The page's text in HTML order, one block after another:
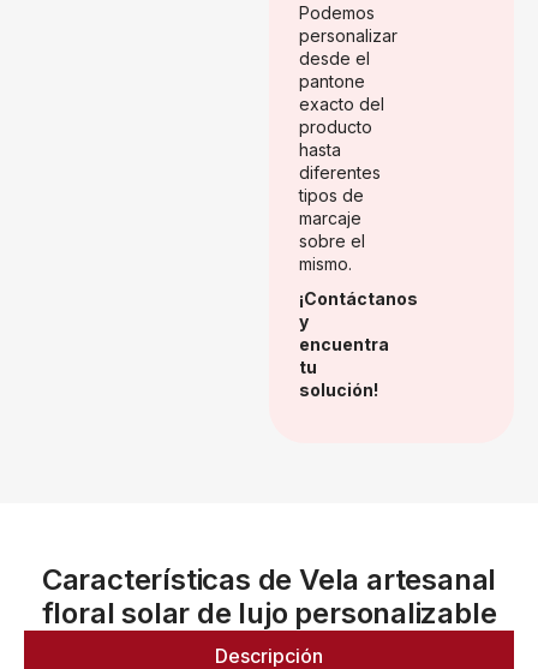
Podemos
personalizar
desde el
pantone
exacto del
producto
hasta
diferentes
tipos de
marcaje
sobre el
mismo.
¡Contáctanos
y
encuentra
tu
solución!
Características de Vela artesanal
floral solar de lujo personalizable
Descripción